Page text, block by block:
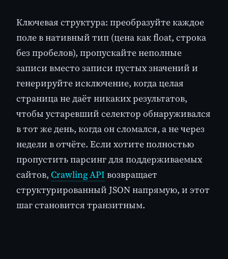
Ключевая структура: преобразуйте каждое
поле в нативный тип (цена как float, строка
без пробелов), пропускайте неполные
записи вместо записи пустых значений и
генерируйте исключение, когда целая
страница не даёт никаких результатов,
чтобы устаревший селектор обнаруживался
в тот же день, когда он сломался, а не через
недели в отчёте. Если хотите полностью
пропустить парсинг для поддерживаемых
сайтов, Crawling API возвращает
структурированный JSON напрямую, и этот
шаг становится транзитным.